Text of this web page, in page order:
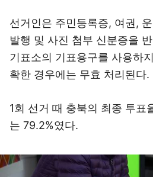
선거인은 주민등록증, 여권,
발행 및 사진 첨부 신분증을
기표소의 기표용구를 사용하
확한 경우에는 무효 처리된다.
1회 선거 때 충북의 최종 투표
는 79.2%였다.